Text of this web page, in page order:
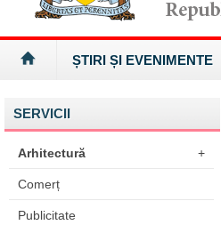
ȘTIRI ȘI EVENIMENTE
SERVICII
Arhitectură +
Comerț
Publicitate